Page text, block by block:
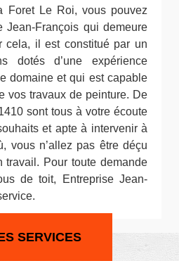
Foret Le Roi, vous pouvez
Jean-François qui demeure
cela, il est constitué par un
dotés d’une expérience
domaine et qui est capable
vos travaux de peinture. De
sont tous à votre écoute
et apte à intervenir à
vous n’allez pas être déçu
travail. Pour toute demande
de toit, Entreprise Jean-
SERVICES